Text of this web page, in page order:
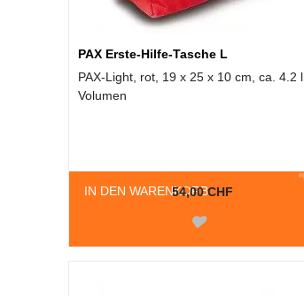
PAX Erste-Hilfe-Tasche L
PAX-Light, rot, 19 x 25 x 10 cm, ca. 4.2 l
Volumen
IN DEN WARENKORB
54,00 CHF